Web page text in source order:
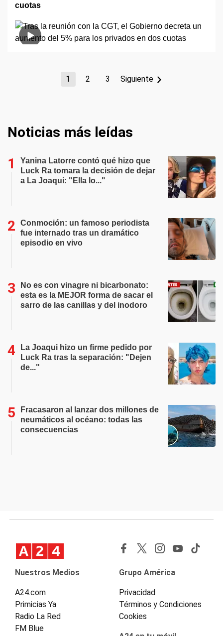
cuotas
1 2 3 Siguiente
Noticias más leídas
Yanina Latorre contó qué hizo que
Luck Ra tomara la decisión de dejar
a La Joaqui: "Ella lo..."
Conmoción: un famoso periodista
fue internado tras un dramático
episodio en vivo
No es con vinagre ni bicarbonato:
esta es la MEJOR forma de sacar el
sarro de las canillas y del inodoro
La Joaqui hizo un firme pedido por
Luck Ra tras la separación: "Dejen
de..."
Fracasaron al lanzar dos millones de
neumáticos al océano: todas las
consecuencias
Nuestros Medios
A24.com
Primicias Ya
Radio La Red
FM Blue
Grupo América
Privacidad
Términos y Condiciones
Cookies